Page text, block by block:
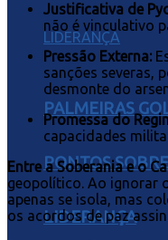
PALMEIRAS
PONTOS
LIDERANÇA
Justificativa de
não é vinculativo
Pressão Externa:
sanções severas,
desmonte do
Promessa do
capacidades
Entre a Soberania e o
geopolítico. Ao ignorar
apenas se isola, mas
os acordos de paz